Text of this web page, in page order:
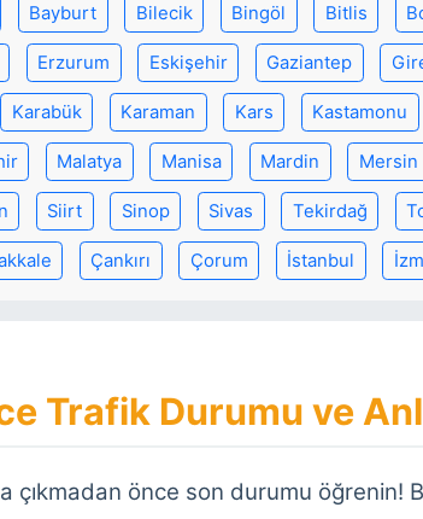
Bayburt Bilecik Bingöl Bitlis
Erzurum Eskişehir Gaziantep
Karabük Karaman Kars Kastamonu
Malatya Manisa Mardin Mersin
Siirt Sinop Sivas Tekirdağ
Çankırı Çorum İstanbul
Trafik Durumu ve
çıkmadan önce son durumu öğrenin!